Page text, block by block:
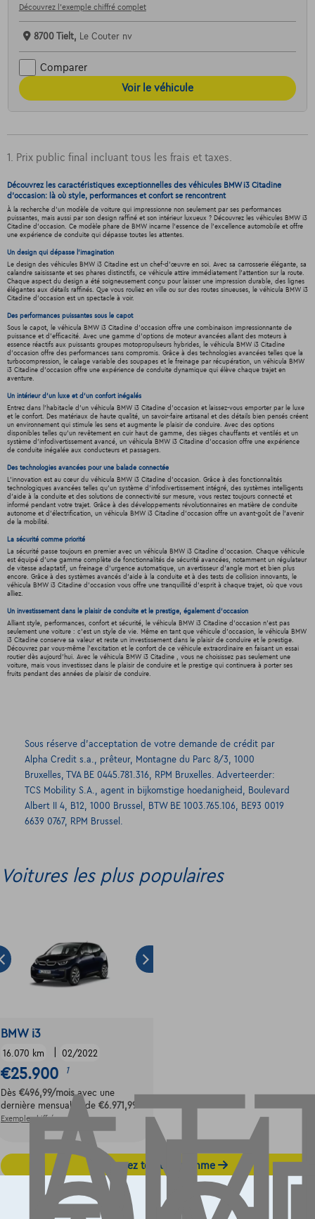
Découvrez l’exemple chiffré complet
8700 Tielt, Le Couter nv
Comparer
Voir le véhicule
1. Prix public final incluant tous les frais et taxes.
Découvrez les caractéristiques exceptionnelles des véhicules BMW i3 Citadine
d'occasion: là où style, performances et confort se rencontrent
À la recherche d'un modèle de voiture qui impressionne non seulement par ses performances
puissantes, mais aussi par son design raffiné et son intérieur luxueux ? Découvrez les véhicules BMW i3
Citadine d'occasion. Ce modèle phare de BMW incarne l'essence de l'excellence automobile et offre
une expérience de conduite qui dépasse toutes les attentes.
Un design qui dépasse l'imagination
Le design des véhicules BMW i3 Citadine est un chef-d'œuvre en soi. Avec sa carrosserie élégante, sa
calandre saisissante et ses phares distinctifs, ce véhicule attire immédiatement l'attention sur la route.
Chaque aspect du design a été soigneusement conçu pour laisser une impression durable, des lignes
élégantes aux détails raffinés. Que vous rouliez en ville ou sur des routes sinueuses, le véhicula BMW i3
Citadine d'occasion est un spectacle à voir.
Des performances puissantes sous le capot
Sous le capot, le véhicula BMW i3 Citadine d'occasion offre une combinaison impressionnante de
puissance et d'efficacité. Avec une gamme d'options de moteur avancées allant des moteurs à
essence réactifs aux puissants groupes motopropulseurs hybrides, le véhicula BMW i3 Citadine
d'occasion offre des performances sans compromis. Grâce à des technologies avancées telles que la
turbocompression, le calage variable des soupapes et le freinage par récupération, un véhicula BMW
i3 Citadine d'occasion offre une expérience de conduite dynamique qui élève chaque trajet en
aventure.
Un intérieur d’un luxe et d’un confort inégalés
Entrez dans l'habitacle d'un véhicula BMW i3 Citadine d'occasion et laissez-vous emporter par le luxe
et le confort. Des matériaux de haute qualité, un savoir-faire artisanal et des détails bien pensés créent
un environnement qui stimule les sens et augmente le plaisir de conduire. Avec des options
disponibles telles qu'un revêtement en cuir haut de gamme, des sièges chauffants et ventilés et un
système d'infodivertissement avancé, un véhicula BMW i3 Citadine d'occasion offre une expérience
de conduite inégalée aux conducteurs et passagers.
Des technologies avancées pour une balade connectée
L'innovation est au cœur du véhicula BMW i3 Citadine d'occasion. Grâce à des fonctionnalités
technologiques avancées telles qu'un système d'infodivertissement intégré, des systèmes intelligents
d'aide à la conduite et des solutions de connectivité sur mesure, vous restez toujours connecté et
informé pendant votre trajet. Grâce à des développements révolutionnaires en matière de conduite
autonome et d'électrification, un véhicula BMW i3 Citadine d'occasion offre un avant-goût de l'avenir
de la mobilité.
La sécurité comme priorité
La sécurité passe toujours en premier avec un véhicula BMW i3 Citadine d'occasion. Chaque véhicule
est équipé d'une gamme complète de fonctionnalités de sécurité avancées, notamment un régulateur
de vitesse adaptatif, un freinage d'urgence automatique, un avertisseur d'angle mort et bien plus
encore. Grâce à des systèmes avancés d'aide à la conduite et à des tests de collision innovants, le
véhicula BMW i3 Citadine d'occasion vous offre une tranquillité d'esprit à chaque trajet, où que vous
alliez.
Un investissement dans le plaisir de conduite et le prestige, également d'occasion
Alliant style, performances, confort et sécurité, le véhicula BMW i3 Citadine d'occasion n'est pas
seulement une voiture : c'est un style de vie. Même en tant que véhicule d'occasion, le véhicula BMW
i3 Citadine conserve sa valeur et reste un investissement dans le plaisir de conduire et le prestige.
Découvrez par vous-même l'excitation et le confort de ce véhicule extraordinaire en faisant un essai
routier dès aujourd'hui. Avec le véhicula BMW i3 Citadine , vous ne choisissez pas seulement une
voiture, mais vous investissez dans le plaisir de conduire et le prestige qui continuera à porter ses
fruits pendant des années de plaisir de conduire.
Sous réserve d’acceptation de votre demande de crédit par
Alpha Credit s.a., prêteur, Montagne du Parc 8/3, 1000
Bruxelles, TVA BE 0445.781.316, RPM Bruxelles. Adverteerder:
TCS Mobility S.A., agent in bijkomstige hoedanigheid, Boulevard
Albert II 4, B12, 1000 Brussel, BTW BE 1003.765.106, BE93 0019
6639 0767, RPM Brussel.
Voitures les plus populaires
BMW i3
16.070 km 02/2022
€25.900 1
Dès €496,99/moisavec une
dernière mensualité de €6.971,99
Exemple chiffré complet
Découvrez toute la gamme